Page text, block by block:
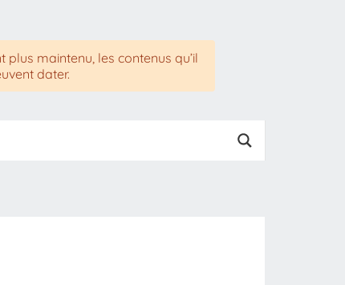
plus maintenu, les contenus qu’il
dater.